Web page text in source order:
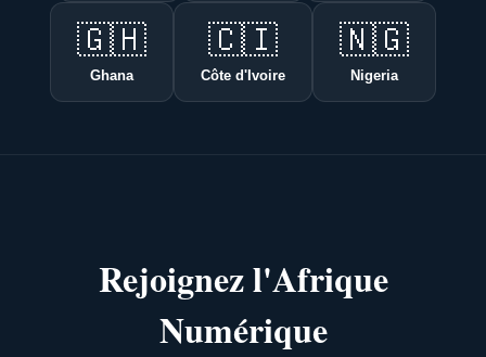
🇬🇭
Ghana
🇨🇮
Côte d'Ivoire
🇳🇬
Nigeria
Rejoignez l'Afrique
Numérique